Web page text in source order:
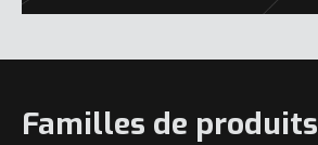
Familles de produits